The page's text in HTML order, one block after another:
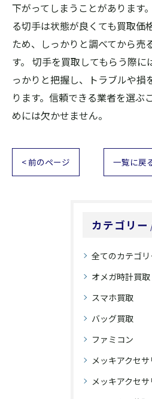
下がってしまうことがあります
る切手は状態が良くても買取価
ため、しっかりと調べてから売
す。 切手を買取してもらう際に
っかりと把握し、トラブルや損
ります。信頼できる業者を選ぶ
めには欠かせません。
< 前のページ 一覧に戻
カテゴリー
全てのカテゴリ
オメガ時計買取
スマホ買取
バッグ買取
ファミコン
メッキアクセサ
メッキアクセ